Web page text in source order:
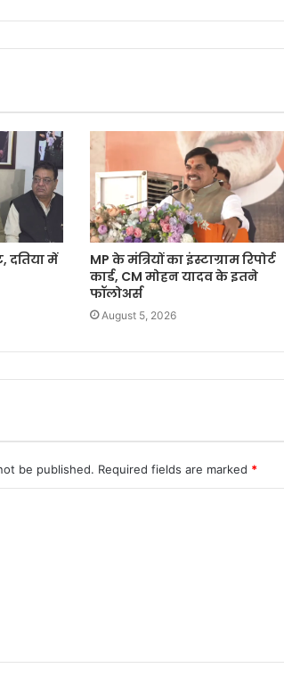
दतिया में
MP के मंत्रियों का इंस्टाग्राम रिपोर्ट
कार्ड, CM मोहन यादव के इतने
फॉलोअर्स
August 5, 2026
be published. Required fields are marked *